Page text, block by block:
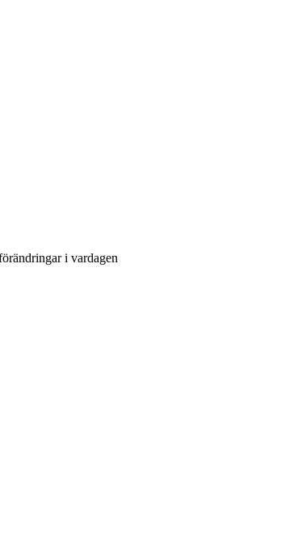
i vardagen